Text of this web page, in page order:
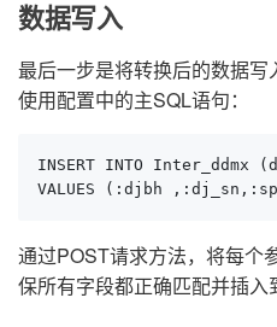
数据写入
最后一步是将转换后的数据
使用配置中的主SQL语句：
INSERT INTO
VALUES (:djbh
通过POST请求方法，将每个
保所有字段都正确匹配并插入